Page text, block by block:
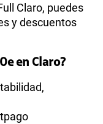
Claro, puedes
y descuentos
en Claro?